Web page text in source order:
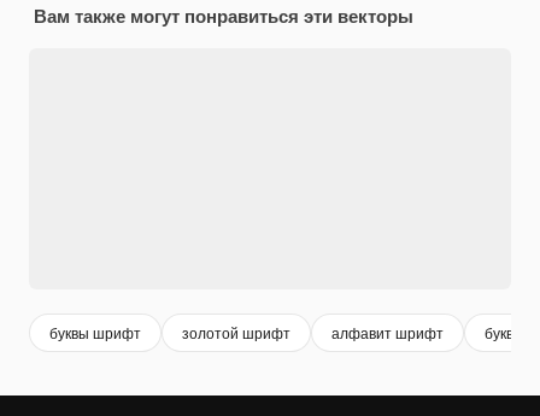
Вам также могут понравиться эти векторы
буквы шрифт золотой шрифт алфавит шрифт буквы